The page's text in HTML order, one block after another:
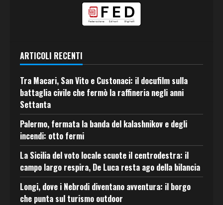
ARTICOLI RECENTI
Tra Macari, San Vito e Custonaci: il docufilm sulla
battaglia civile che fermò la raffineria negli anni
Settanta
Palermo, fermata la banda del kalashnikov e degli
incendi: otto fermi
La Sicilia del voto locale scuote il centrodestra: il
campo largo respira, De Luca resta ago della bilancia
Longi, dove i Nebrodi diventano avventura: il borgo
che punta sul turismo outdoor